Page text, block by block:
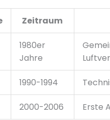
Zeitraum
1980er
Jahre
1990-1994
2000-2006 Erste